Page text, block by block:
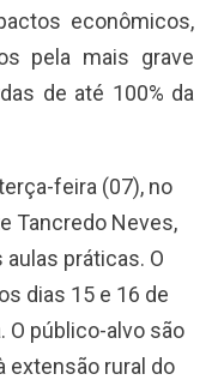
econômicos,
pela mais grave
de até 100% da
feira (07), no
Tancredo Neves,
práticas. O
dias 15 e 16 de
O público-alvo são
extensão rural do